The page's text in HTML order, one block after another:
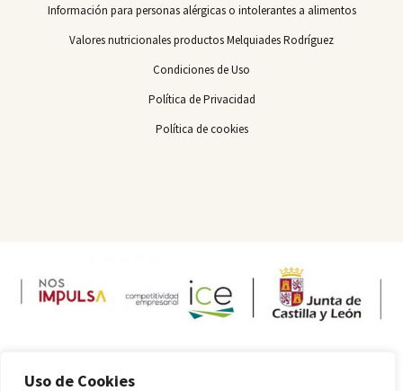
Uso de Cookies
Información para personas alérgicas o intolerantes a alimentos
Valores nutricionales productos Melquiades Rodríguez
Condiciones de Uso
Política de Privacidad
Política de cookies